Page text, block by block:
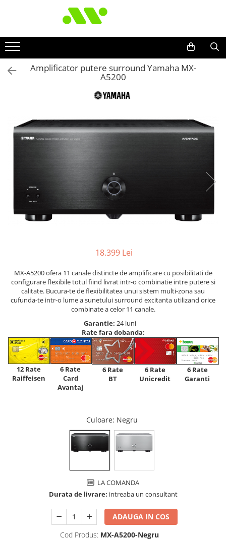
Amplificator putere surround Yamaha MX-
A5200
18.399 Lei
MX-A5200 ofera 11 canale distincte de amplificare cu posibilitati de
configurare flexibile totul fiind livrat intr-o combinatie intre putere si
calitate. Bucura-te de flexibilitatea unui sistem multi-zona sau
cufunda-te intr-o lume a sunetului surround excitanta utilizand orice
combinate a celor 11 canale.
Garantie: 24 luni
Rate fara dobanda:
12 Rate
Raiffeisen
6 Rate
Card
Avantaj
6 Rate
BT
6 Rate
Unicredit
6 Rate
Garanti
Culoare: Negru
LA COMANDA
Durata de livrare: intreaba un consultant
ADAUGA IN COS
Cod Produs: MX-A5200-Negru